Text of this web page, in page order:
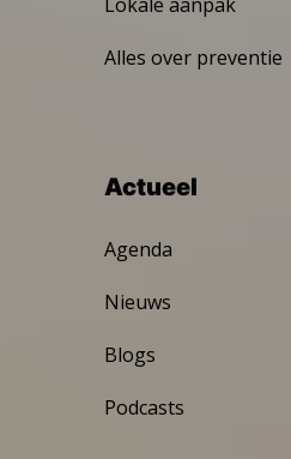
Lokale aanpak
Alles over preventie
Actueel
Agenda
Nieuws
Blogs
Podcasts